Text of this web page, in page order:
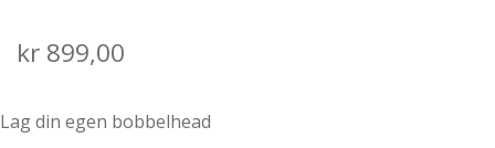
kr 899,00
Lag din egen bobbelhead